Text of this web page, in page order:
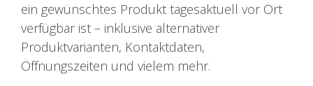
ein gewünschtes Produkt tagesaktuell vor Ort
verfügbar ist – inklusive alternativer
Produktvarianten, Kontaktdaten,
Öffnungszeiten und vielem mehr.